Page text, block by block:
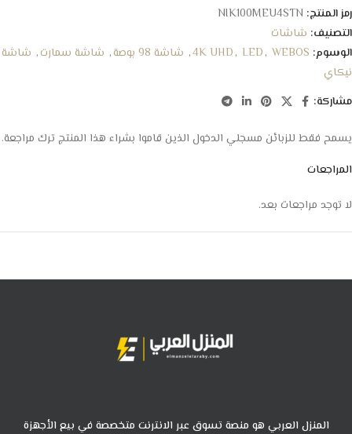
رمز المنتج: NIK100MEU4STN
التصنيف: شاشات
الوسوم:
4K UHD, LED, WEBOS
, شاشة 98 بوصة , شاشة سمارت, شاشة
نيكاي
مشاركة:
المراجعات
لا توجد مراجعات بعد.
يسمح فقط للزبائن مسجلي الدخول الذين قاموا بشراء هذا المنتج ترك مراجعة.
المنزل العربي هو منصة تسوق عبر الانترنت متخصصة في بيع الأجهزة